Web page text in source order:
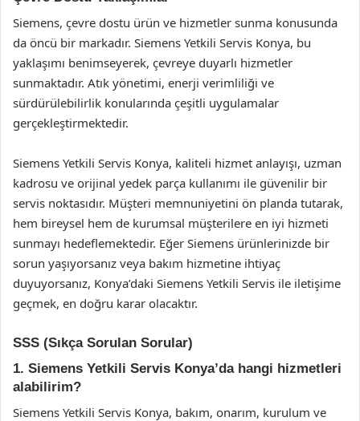
Siemens, çevre dostu ürün ve hizmetler sunma konusunda
da öncü bir markadır. Siemens Yetkili Servis Konya, bu
yaklaşımı benimseyerek, çevreye duyarlı hizmetler
sunmaktadır. Atık yönetimi, enerji verimliliği ve
sürdürülebilirlik konularında çeşitli uygulamalar
gerçekleştirmektedir.
Siemens Yetkili Servis Konya, kaliteli hizmet anlayışı, uzman
kadrosu ve orijinal yedek parça kullanımı ile güvenilir bir
servis noktasıdır. Müşteri memnuniyetini ön planda tutarak,
hem bireysel hem de kurumsal müşterilere en iyi hizmeti
sunmayı hedeflemektedir. Eğer Siemens ürünlerinizde bir
sorun yaşıyorsanız veya bakım hizmetine ihtiyaç
duyuyorsanız, Konya’daki Siemens Yetkili Servis ile iletişime
geçmek, en doğru karar olacaktır.
SSS (Sıkça Sorulan Sorular)
1. Siemens Yetkili Servis Konya’da hangi hizmetleri
alabilirim?
Siemens Yetkili Servis Konya, bakım, onarım, kurulum ve